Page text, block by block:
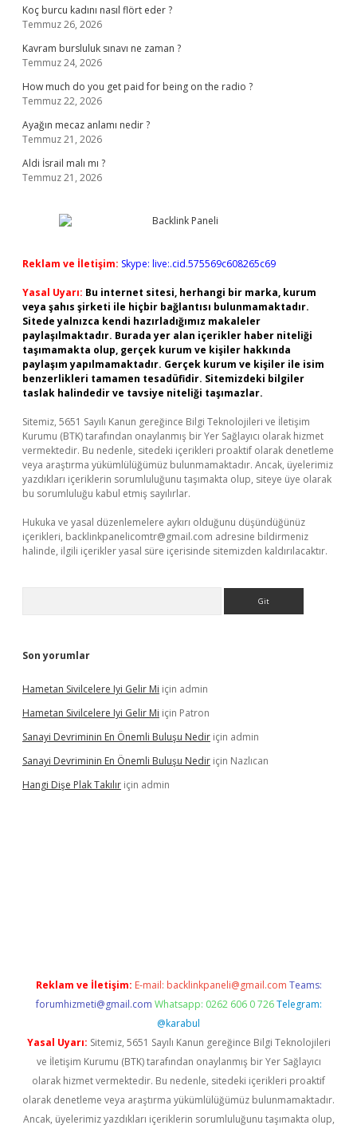
Koç burcu kadını nasıl flört eder ?
Temmuz 26, 2026
Kavram bursluluk sınavı ne zaman ?
Temmuz 24, 2026
How much do you get paid for being on the radio ?
Temmuz 22, 2026
Ayağın mecaz anlamı nedir ?
Temmuz 21, 2026
Aldi İsrail malı mı ?
Temmuz 21, 2026
Reklam ve İletişim: Skype: live:.cid.575569c608265c69
Yasal Uyarı: Bu internet sitesi, herhangi bir marka, kurum
veya şahıs şirketi ile hiçbir bağlantısı bulunmamaktadır.
Sitede yalnızca kendi hazırladığımız makaleler
paylaşılmaktadır. Burada yer alan içerikler haber niteliği
taşımamakta olup, gerçek kurum ve kişiler hakkında
paylaşım yapılmamaktadır. Gerçek kurum ve kişiler ile isim
benzerlikleri tamamen tesadüfidir. Sitemizdeki bilgiler
taslak halindedir ve tavsiye niteliği taşımazlar.
Sitemiz, 5651 Sayılı Kanun gereğince Bilgi Teknolojileri ve İletişim
Kurumu (BTK) tarafından onaylanmış bir Yer Sağlayıcı olarak hizmet
vermektedir. Bu nedenle, sitedeki içerikleri proaktif olarak denetleme
veya araştırma yükümlülüğümüz bulunmamaktadır. Ancak, üyelerimiz
yazdıkları içeriklerin sorumluluğunu taşımakta olup, siteye üye olarak
bu sorumluluğu kabul etmiş sayılırlar.
Hukuka ve yasal düzenlemelere aykırı olduğunu düşündüğünüz
içerikleri, backlinkpanelicomtr@gmail.com adresine bildirmeniz
halinde, ilgili içerikler yasal süre içerisinde sitemizden kaldırılacaktır.
Son yorumlar
Hametan Sivilcelere Iyi Gelir Mi için admin
Hametan Sivilcelere Iyi Gelir Mi için Patron
Sanayi Devriminin En Önemli Buluşu Nedir için admin
Sanayi Devriminin En Önemli Buluşu Nedir için Nazlıcan
Hangi Dişe Plak Takılır için admin
Reklam ve İletişim: E-mail: backlinkpaneli@gmail.com Teams:
forumhizmeti@gmail.com Whatsapp: 0262 606 0 726 Telegram:
@karabul
Yasal Uyarı: Sitemiz, 5651 Sayılı Kanun gereğince Bilgi Teknolojileri
ve İletişim Kurumu (BTK) tarafından onaylanmış bir Yer Sağlayıcı
olarak hizmet vermektedir. Bu nedenle, sitedeki içerikleri proaktif
olarak denetleme veya araştırma yükümlülüğümüz bulunmamaktadır.
Ancak, üyelerimiz yazdıkları içeriklerin sorumluluğunu taşımakta olup,